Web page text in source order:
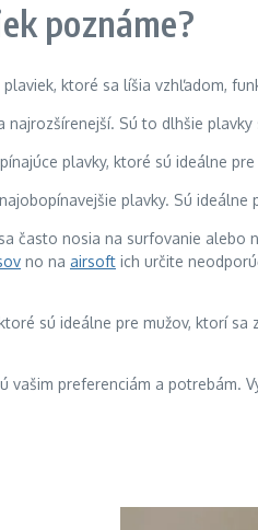
poznáme?
ktoré sa líšia vzhľadom,
Sú to dlhšie
plavky, ktoré sú ideálne
plavky. Sú
často nosia na surfovanie alebo
no na airsoft ich určite
sú ideálne pre mužov, ktorí
preferenciám a potrebám.